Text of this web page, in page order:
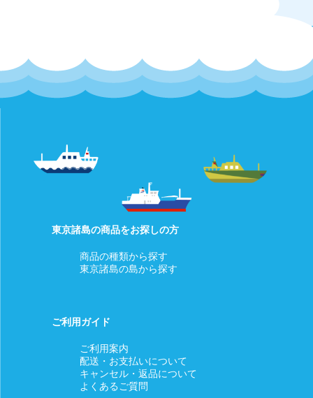
東京諸島の商品をお探しの方
商品の種類から探す
東京諸島の島から探す
ご利用ガイド
ご利用案内
配送・お支払いについて
キャンセル・返品について
よくあるご質問